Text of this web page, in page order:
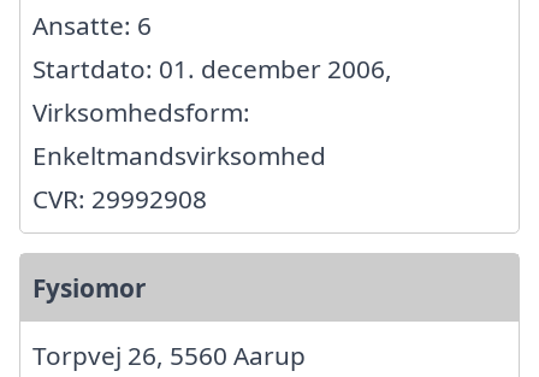
Ansatte: 6
Startdato: 01. december 2006,
Virksomhedsform:
Enkeltmandsvirksomhed
CVR: 29992908
Fysiomor
Torpvej 26, 5560 Aarup